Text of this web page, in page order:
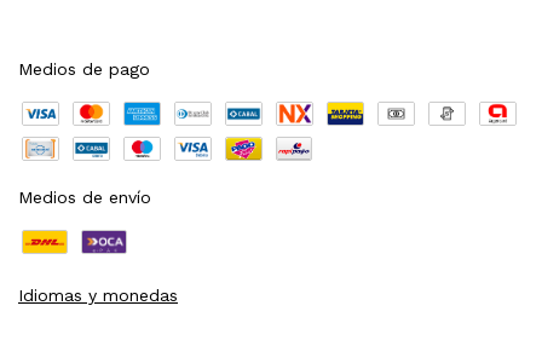
Medios de pago
Medios de envío
Idiomas y monedas